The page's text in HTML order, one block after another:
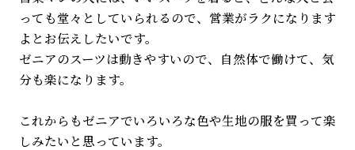
っても堂々としていられるので、営業がラクになります
よとお伝えしたいです。
ゼニアのスーツは動きやすいので、自然体で働けて、気
分も楽になります。
これからもゼニアでいろいろな色や生地の服を買って楽
しみたいと思っています。